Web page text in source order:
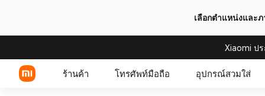
เลือกตำแหน่งและ
Xiaomi ป
ร้านค้า โทรศัพท์มือถือ อุปกรณ์สวมใส่